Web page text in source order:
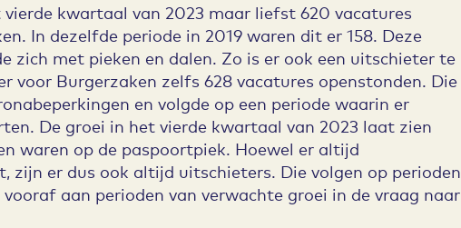
kwartaal van 2023 maar liefst 620 vacatures
In dezelfde periode in 2019 waren dit er 158. Deze
met pieken en dalen. Zo is er ook een uitschieter te
voor Burgerzaken zelfs 628 vacatures openstonden. Die
en volgde op een periode waarin er
De groei in het vierde kwartaal van 2023 laat zien
waren op de paspoortpiek. Hoewel er altijd
zijn er dus ook altijd uitschieters. Die volgen op perioden
aan perioden van verwachte groei in de vraag naar